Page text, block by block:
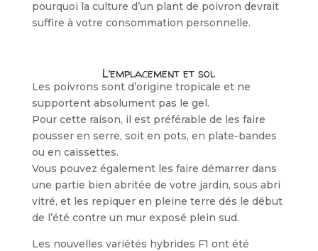
pourquoi la culture d’un plant de poivron devrait
suffire à votre consommation personnelle.
L’emplacement et sol
Les poivrons sont d’origine tropicale et ne
supportent absolument pas le gel.
Pour cette raison, il est préférable de les faire
pousser en serre, soit en pots, en plate-bandes
ou en caissettes.
Vous pouvez également les faire démarrer dans
une partie bien abritée de votre jardin, sous abri
vitré, et les repiquer en pleine terre dés le début
de l’été contre un mur exposé plein sud.
Les nouvelles variétés hybrides F1 ont été